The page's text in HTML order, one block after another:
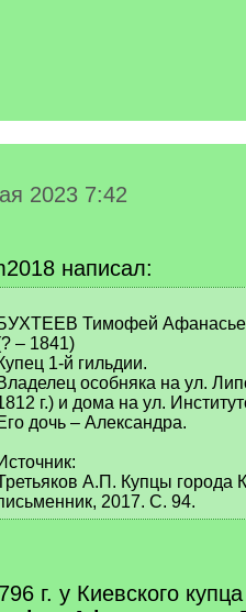
2023 7:42
написал:
Тимофей
– 1841)
1-й гильдии.
особняка на ул.
г.) и дома на ул.
дочь – Александра.
А.П. Купцы города
2017. С. 94.
г. у Киевского